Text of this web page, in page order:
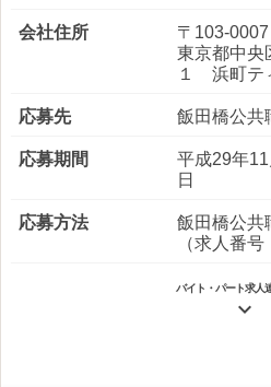
会社住所
〒103-0007
東京都中央
１ 浜町テ
応募先 飯田橋公共
応募期間
平成29年
日
応募方法
飯田橋公共
（求人番
バイト・パート求人
